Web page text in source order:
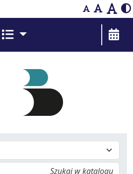
Pracowników - Biblioteka